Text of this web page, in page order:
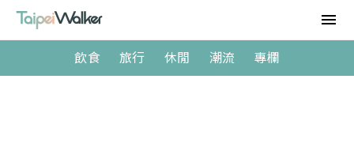
飲食 旅行 休閒 潮流 專欄